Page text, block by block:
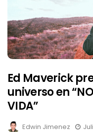
Ed Maverick
universo en “NO
VIDA”
Edwin Jimenez